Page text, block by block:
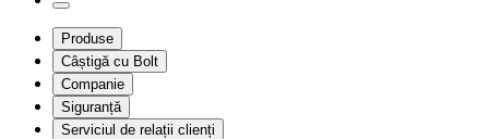
Produse
Câștigă cu Bolt
Companie
Siguranță
Serviciul de relații clienți